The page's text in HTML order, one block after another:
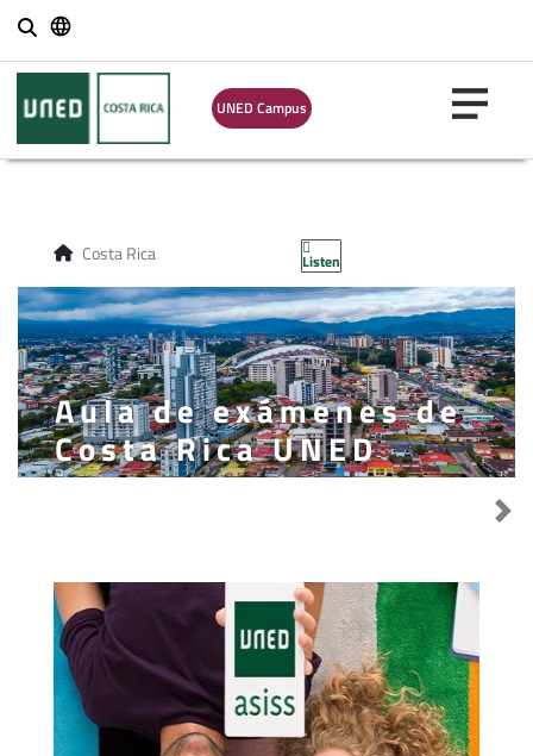
Buscar
UNED Campus
Costa Rica Listen
Aula de exámenes de
Costa Rica UNED